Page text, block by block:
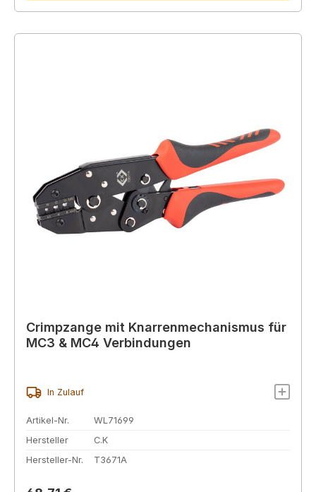
Crimpzange mit Knarrenmechanismus für
MC3 & MC4 Verbindungen
In Zulauf
Artikel-Nr.
WL71699
Hersteller
C.K
Hersteller-Nr.
T3671A